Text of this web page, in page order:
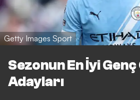
Getty Images Sport
Sezonun En İyi
Adayları